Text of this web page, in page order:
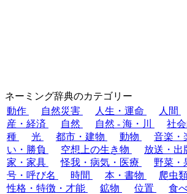
ネーミング辞典のカテゴリー
動作
自然災害 人生・運命 人間
産・経済
自然 自然 - 海・川
社
種
光 都市・建物 動物 音楽・
い・勝負
空想上の生き物 放送・出
家・家具
怪我・病気・医療 野菜・
号・呼び名
時間 本・書物 爬虫
性格・特徴・才能
鉱物 位置 食